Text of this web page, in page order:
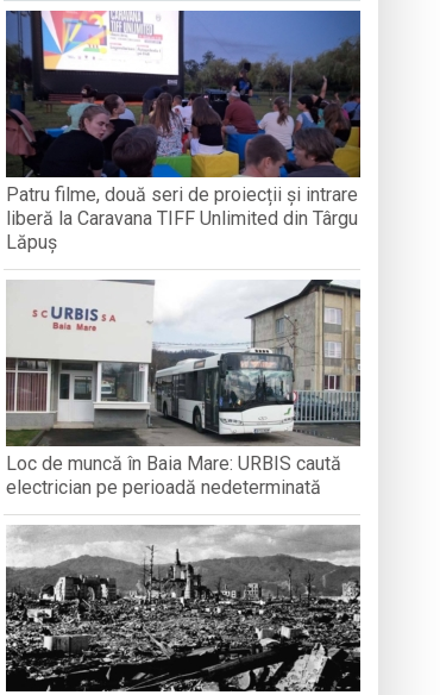
roșiilor
Patru filme, două seri de proiecții și intrare
liberă la Caravana TIFF Unlimited din Târgu
Lăpuș
Loc de muncă în Baia Mare: URBIS caută
electrician pe perioadă nedeterminată